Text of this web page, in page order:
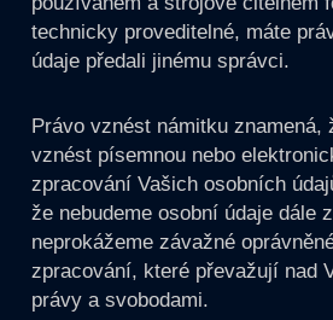
technicky proveditelné, máte
údaje předali jinému správci.
Právo vznést námitku znamená,
vznést písemnou nebo
zpracování Vašich osobních
že nebudeme osobní údaje dále
neprokážeme závažné
zpracování, které převažují nad
právy a svobodami.